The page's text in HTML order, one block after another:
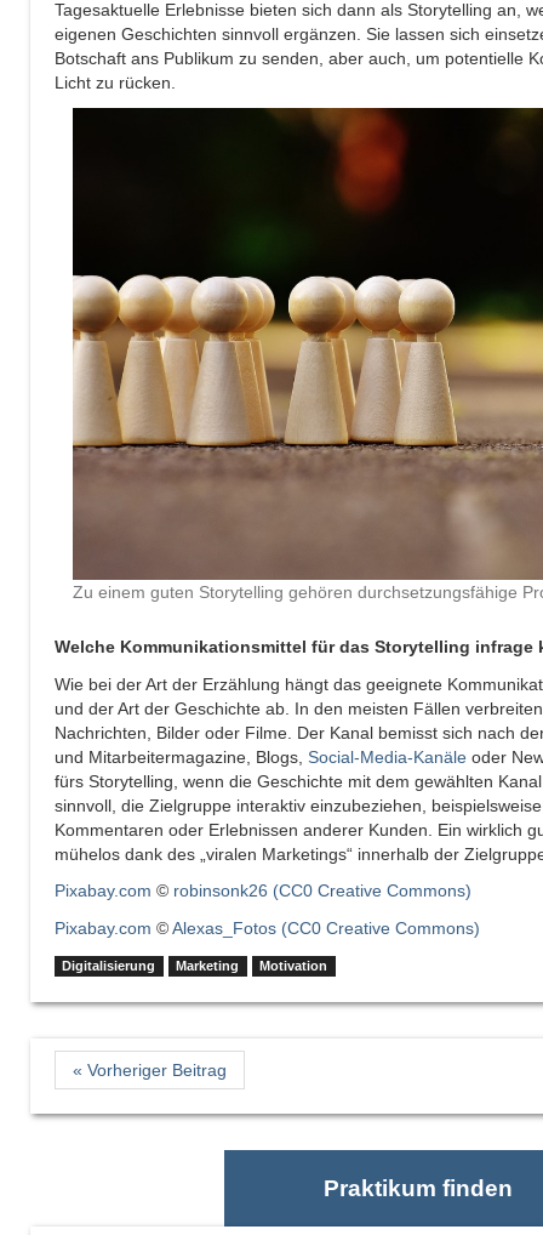
Tagesaktuelle Erlebnisse bieten sich dann als Storytelling an,
eigenen Geschichten sinnvoll ergänzen. Sie lassen sich
Botschaft ans Publikum zu senden, aber auch, um potentielle
Licht zu rücken.
Zu einem guten Storytelling gehören durchsetzungsfähige
Welche Kommunikationsmittel für das Storytelling infrage
Wie bei der Art der Erzählung hängt das geeignete
und der Art der Geschichte ab. In den meisten Fällen
Nachrichten, Bilder oder Filme. Der Kanal bemisst sich nach
und Mitarbeitermagazine, Blogs, Social-Media-Kanäle oder
fürs Storytelling, wenn die Geschichte mit dem gewählten
sinnvoll, die Zielgruppe interaktiv einzubeziehen,
Kommentaren oder Erlebnissen anderer Kunden. Ein wirklich
mühelos dank des „viralen Marketings“ innerhalb der
Pixabay.com © robinsonk26 (CC0 Creative Commons)
Pixabay.com ©Alexas_Fotos (CC0 Creative Commons)
Digitalisierung Marketing Motivation
« Vorheriger Beitrag
Praktikum finden